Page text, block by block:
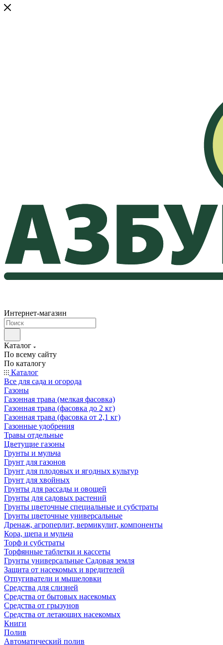
Интернет-магазин
Каталог
По всему сайту
По каталогу
Каталог
Все для сада и огорода
Газоны
Газонная трава (мелкая фасовка)
Газонная трава (фасовка до 2 кг)
Газонная трава (фасовка от 2,1 кг)
Газонные удобрения
Травы отдельные
Цветущие газоны
Грунты и мульча
Грунт для газонов
Грунт для плодовых и ягодных культур
Грунт для хвойных
Грунты для рассады и овощей
Грунты для садовых растений
Грунты цветочные специальные и субстраты
Грунты цветочные универсальные
Дренаж, агроперлит, вермикулит, компоненты
Кора, щепа и мульча
Торф и субстраты
Торфянные таблетки и кассеты
Грунты универсальные Садовая земля
Защита от насекомых и вредителей
Отпугиватели и мышеловки
Средства для слизней
Средства от бытовых насекомых
Средства от грызунов
Средства от летающих насекомых
Книги
Полив
Автоматический полив